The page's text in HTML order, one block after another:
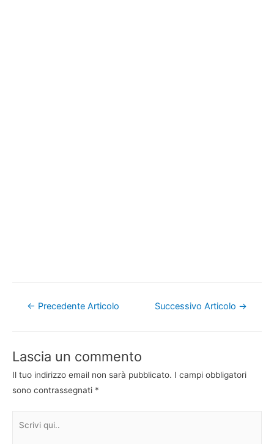
Navigazione
← Precedente Articolo Successivo Articolo →
Lascia un commento
Il tuo indirizzo email non sarà pubblicato. I campi obbligatori
sono contrassegnati *